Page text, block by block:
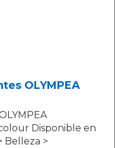
OLYMPEA
Disponible en
Belleza >